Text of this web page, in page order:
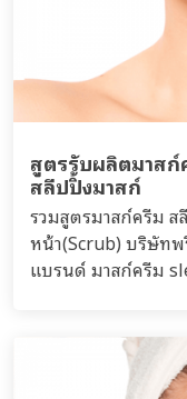
สูตรรับผลิตมาส
สลีปปิ้งมาสก์
รวมสูตรมาสก์ครีม
หน้า(Scrub) บริษัทพ
แบรนด์ มาสก์ครีม